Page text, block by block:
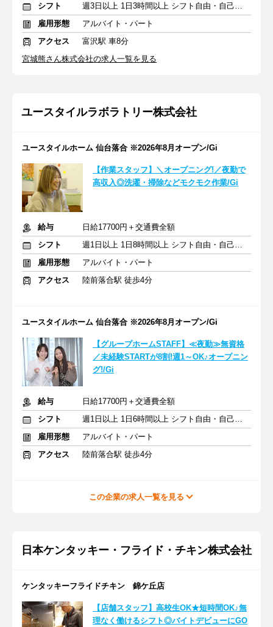
シフト
週3日以上 1日3時間以上 シフト自由・自己申告
雇用形態
アルバイト・パート
アクセス
富沢駅 車8分
宮城熊さん株式会社の求人一覧を見る
ユースタイルラボラトリー株式会社
ユースタイルホーム 仙台落合 ※2026年8月オープン/Gi
【作業スタッフ】＼オープニング!／夜勤で
高収入◎洗濯・掃除などモクモク作業/Gi
給与
日給17700円＋交通費全額
シフト
週1日以上 1日8時間以上 シフト自由・自己申告
雇用形態
アルバイト・パート
アクセス
陸前落合駅 徒歩4分
ユースタイルホーム 仙台落合 ※2026年8月オープン/Gi
【グループホームSTAFF】≪夜勤≫無資格
／未経験STARTが8割!週1～OK♪オープニン
グ!/Gi
給与
日給17700円＋交通費全額
シフト
週1日以上 1日6時間以上 シフト自由・自己申告
雇用形態
アルバイト・パート
アクセス
陸前落合駅 徒歩4分
この企業の求人一覧を見る
日本ケンタッキー・フライド・チキン株式会社
ケンタッキーフライドチキン 錦ケ丘店
【店舗スタッフ】高校生OK★短時間OK♪無
理なく働けるシフト◎バイトデビューにGO